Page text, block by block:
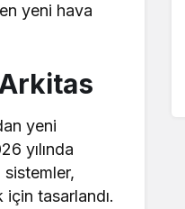
yeni hava
yeni
yılında
sistemler,
tasarlandı.